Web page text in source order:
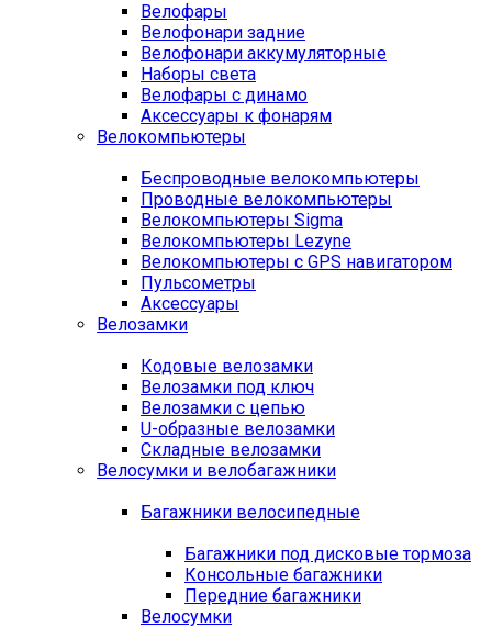
Велофары
Велофонари задние
Велофонари аккумуляторные
Наборы света
Велофары с динамо
Аксессуары к фонарям
Велокомпьютеры
Беспроводные велокомпьютеры
Проводные велокомпьютеры
Велокомпьютеры Sigma
Велокомпьютеры Lezyne
Велокомпьютеры с GPS навигатором
Пульсометры
Аксессуары
Велозамки
Кодовые велозамки
Велозамки под ключ
Велозамки с цепью
U-образные велозамки
Складные велозамки
Велосумки и велобагажники
Багажники велосипедные
Багажники под дисковые тормоза
Консольные багажники
Передние багажники
Велосумки